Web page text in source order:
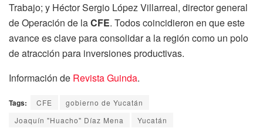
Trabajo; y Héctor Sergio López Villarreal, director general
de Operación de laCFE. Todos coincidieron en que este
avance es clave para consolidar a la región como un polo
de atracción para inversiones productivas.
Información de Revista Guinda.
Tags: CFE
gobierno de Yucatán
Joaquín "Huacho" Díaz Mena
Yucatán